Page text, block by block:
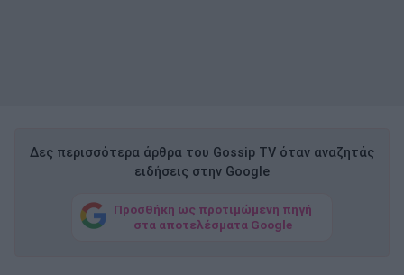
Δες περισσότερα άρθρα του Gossip TV όταν αναζητάς
ειδήσεις στην Google
Προσθήκη ως προτιμώμενη πηγή
στα αποτελέσματα Google